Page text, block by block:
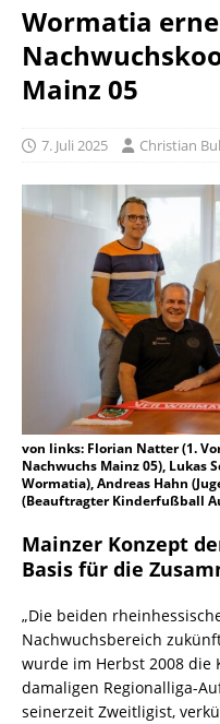
Wormatia
Mainz 05
7. Juli 2025 Christian
von links: Florian Natter (1.
Nachwuchs Mainz 05), Lukas
Wormatia), Andreas Hahn
(Beauftragter Kinderfußball
Mainzer Konzept
Basis für die
„Die beiden
Nachwuchsbereich
wurde im Herbst 2008 die
damaligen Regionalliga-
seinerzeit Zweitligist,